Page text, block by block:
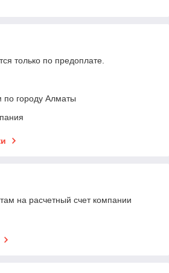
только по предоплате.
по городу Алматы
на расчетный счет компании